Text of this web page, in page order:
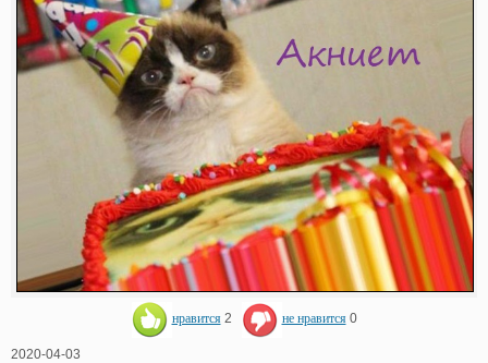
нравится 2 не нравится 0
2020-04-03